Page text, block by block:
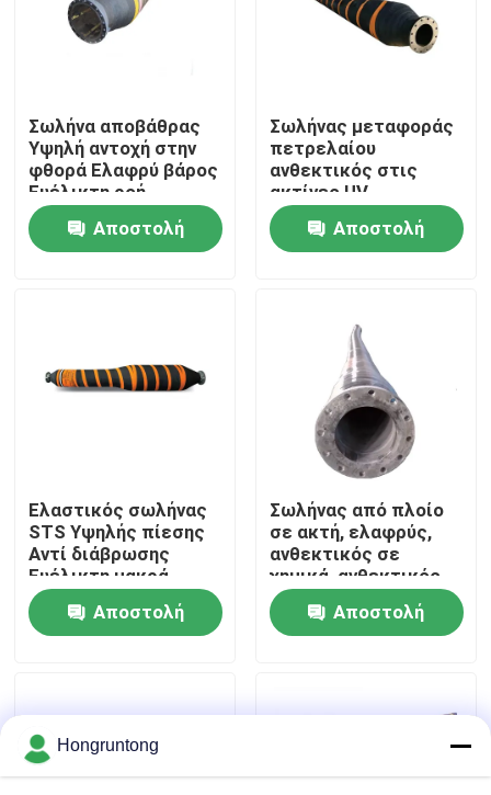
Σπίτι
Προϊόντα
Σχετικά με εμάς
Έλεγχος ποιότητας
Ζητήστε μια προσφορά
Λαστιχένιο κιγκλίδωμα Yokohama
Πνευματικό λαστιχένιο κιγκλίδωμα
Σωλήνα αποβάθρας
Υψηλή αντοχή στην
φθορά Ελαφρύ βάρος
Ευέλικτη ροή
Επέκταση αντοχής
Αποστολή
Σωλήνας μεταφοράς
πετρελαίου
ανθεκτικός στις
ακτίνες UV
ανθεκτικός στις
καιρικές συνθήκες
εύκολη εγκατάσταση
Αποστολή
Ελαστικός σωλήνας
STS Υψηλής πίεσης
Αντί διάβρωσης
Ευέλικτη μακρά
διάρκεια ζωής
Αποστολή
Σωλήνας από πλοίο
σε ακτή, ελαφρύς,
ανθεκτικός σε
χημικά, ανθεκτικός,
εύκολος χειρισμός
Αποστολή
Hongruntong